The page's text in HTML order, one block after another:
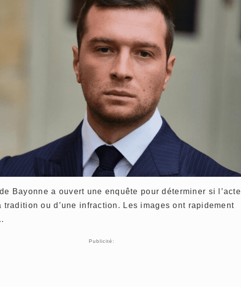
Bayonne a ouvert une enquête pour déterminer si l’acte
tradition ou d’une infraction. Les images ont rapidement
Publicité: